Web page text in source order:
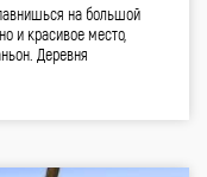
на большой
и красивое место,
Деревня